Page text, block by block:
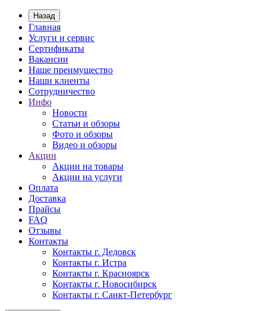
Назад
Главная
Услуги и сервис
Сертификаты
Вакансии
Наше преимущество
Наши клиенты
Сотрудничество
Инфо
Новости
Статьи и обзоры
Фото и обзоры
Видео и обзоры
Акции
Акции на товары
Акции на услуги
Оплата
Доставка
Прайсы
FAQ
Отзывы
Контакты
Контакты г. Дедовск
Контакты г. Истра
Контакты г. Красноярск
Контакты г. Новосибирск
Контакты г. Санкт-Петербург